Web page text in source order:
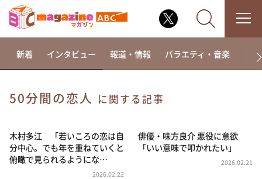
相席食堂
これ余談なんですけど・・・
～人生密着トークバラエティ！～ やすとものいたっ
新着 インタビュー 報道・情報 バラエティ・音楽 ド
50分間の恋人 に関する記事
木村多江 「若いころの恋は自
分中心。でも年を重ねていくと
俯瞰で見られるようにな…
2026.02.22
俳優・味方良介 悪役に意欲
「いい意味で叩かれたい」
2026.02.21